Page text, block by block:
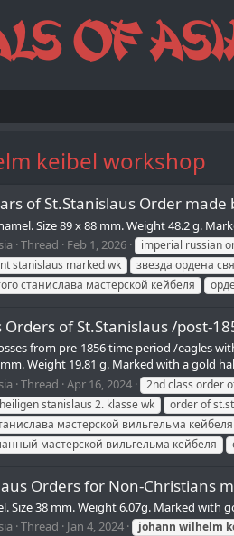
keibel workshop
of St.Stanislaus Order
Size 89 x 88 mm. Weight 48.2 g.
Thread Feb 1, 2026 imperial russian
stanislaus marked wk
звезда ордена
станислава мастерской кейбеля
Orders of St.Stanislaus /post-
from pre-1856 time period /eagles
mm. Weight 19.81 g. Marked with a gold
Thread Apr 16, 2024 2nd class order
stanislaus 2. klasse wk
order of
мастерской вильгельма кейбеля
мастерской вильгельма кейбеля
Orders for Non-Christians
Size 38 mm. Weight 6.07g. Marked
Thread Jan 4, 2024 johann wilhelm